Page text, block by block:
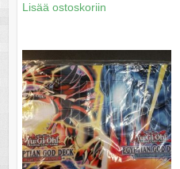
Lisää ostoskoriin